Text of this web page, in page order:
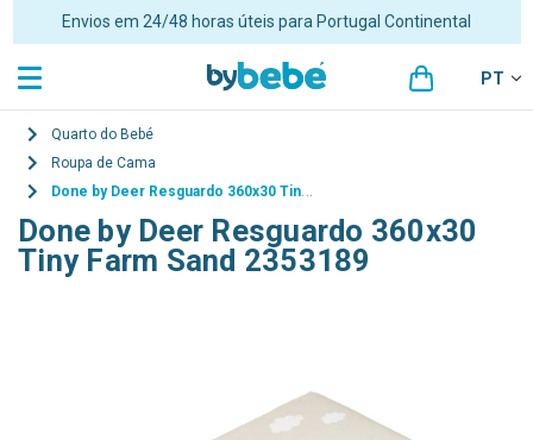
Envios em 24/48 horas úteis para Portugal Continental
PT
Quarto do Bebé
Roupa de Cama
Done by Deer Resguardo 360x30 Tiny Farm Sand 2353189
Done by Deer Resguardo 360x30
Tiny Farm Sand 2353189